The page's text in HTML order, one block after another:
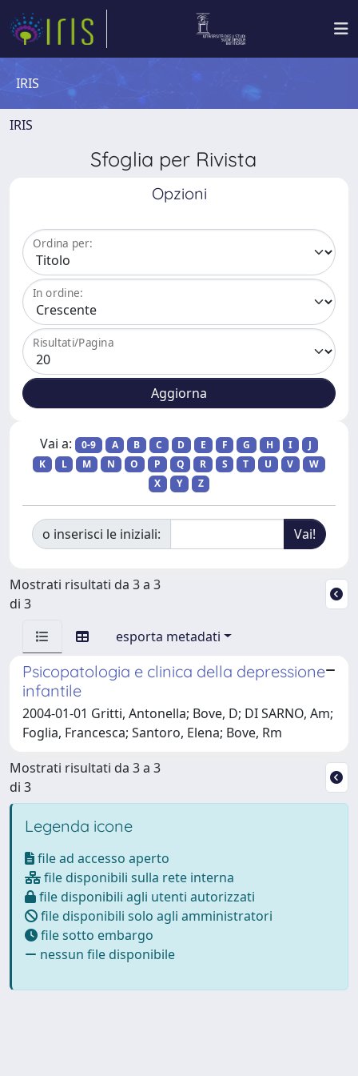
IRIS
IRIS
Sfoglia per Rivista
Opzioni
Ordina per:
In ordine:
Risultati/Pagina
Vai a: 0-9 A B C D E F G H I
J
K
L M N O P Q R S T U V
W
X
Y Z
o inserisci le iniziali:
Mostrati risultati da 3 a 3
di 3
esporta metadati
Psicopatologia e clinica della depressione
infantile
2004-01-01 Gritti, Antonella; Bove, D; DI SARNO, Am;
Foglia, Francesca; Santoro, Elena; Bove, Rm
Mostrati risultati da 3 a 3
di 3
Legenda icone
file ad accesso aperto
file disponibili sulla rete interna
file disponibili agli utenti autorizzati
file disponibili solo agli amministratori
file sotto embargo
nessun file disponibile